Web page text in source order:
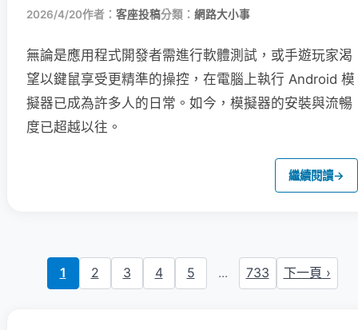
2026/4/20作者： 客座投稿分類： 網路大小事
無論是應用程式開發者需進行軟體測試，或手遊玩家渴
望以鍵鼠享受更精準的操控，在電腦上執行 Android 模
擬器已成為許多人的日常。如今，模擬器的安裝與流暢
度已超越以往。
繼續閱讀→
1 2 3 4 5 ... 733 下一頁 ›